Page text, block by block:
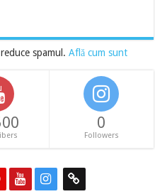
spamul.Află cum sunt
0
Followers